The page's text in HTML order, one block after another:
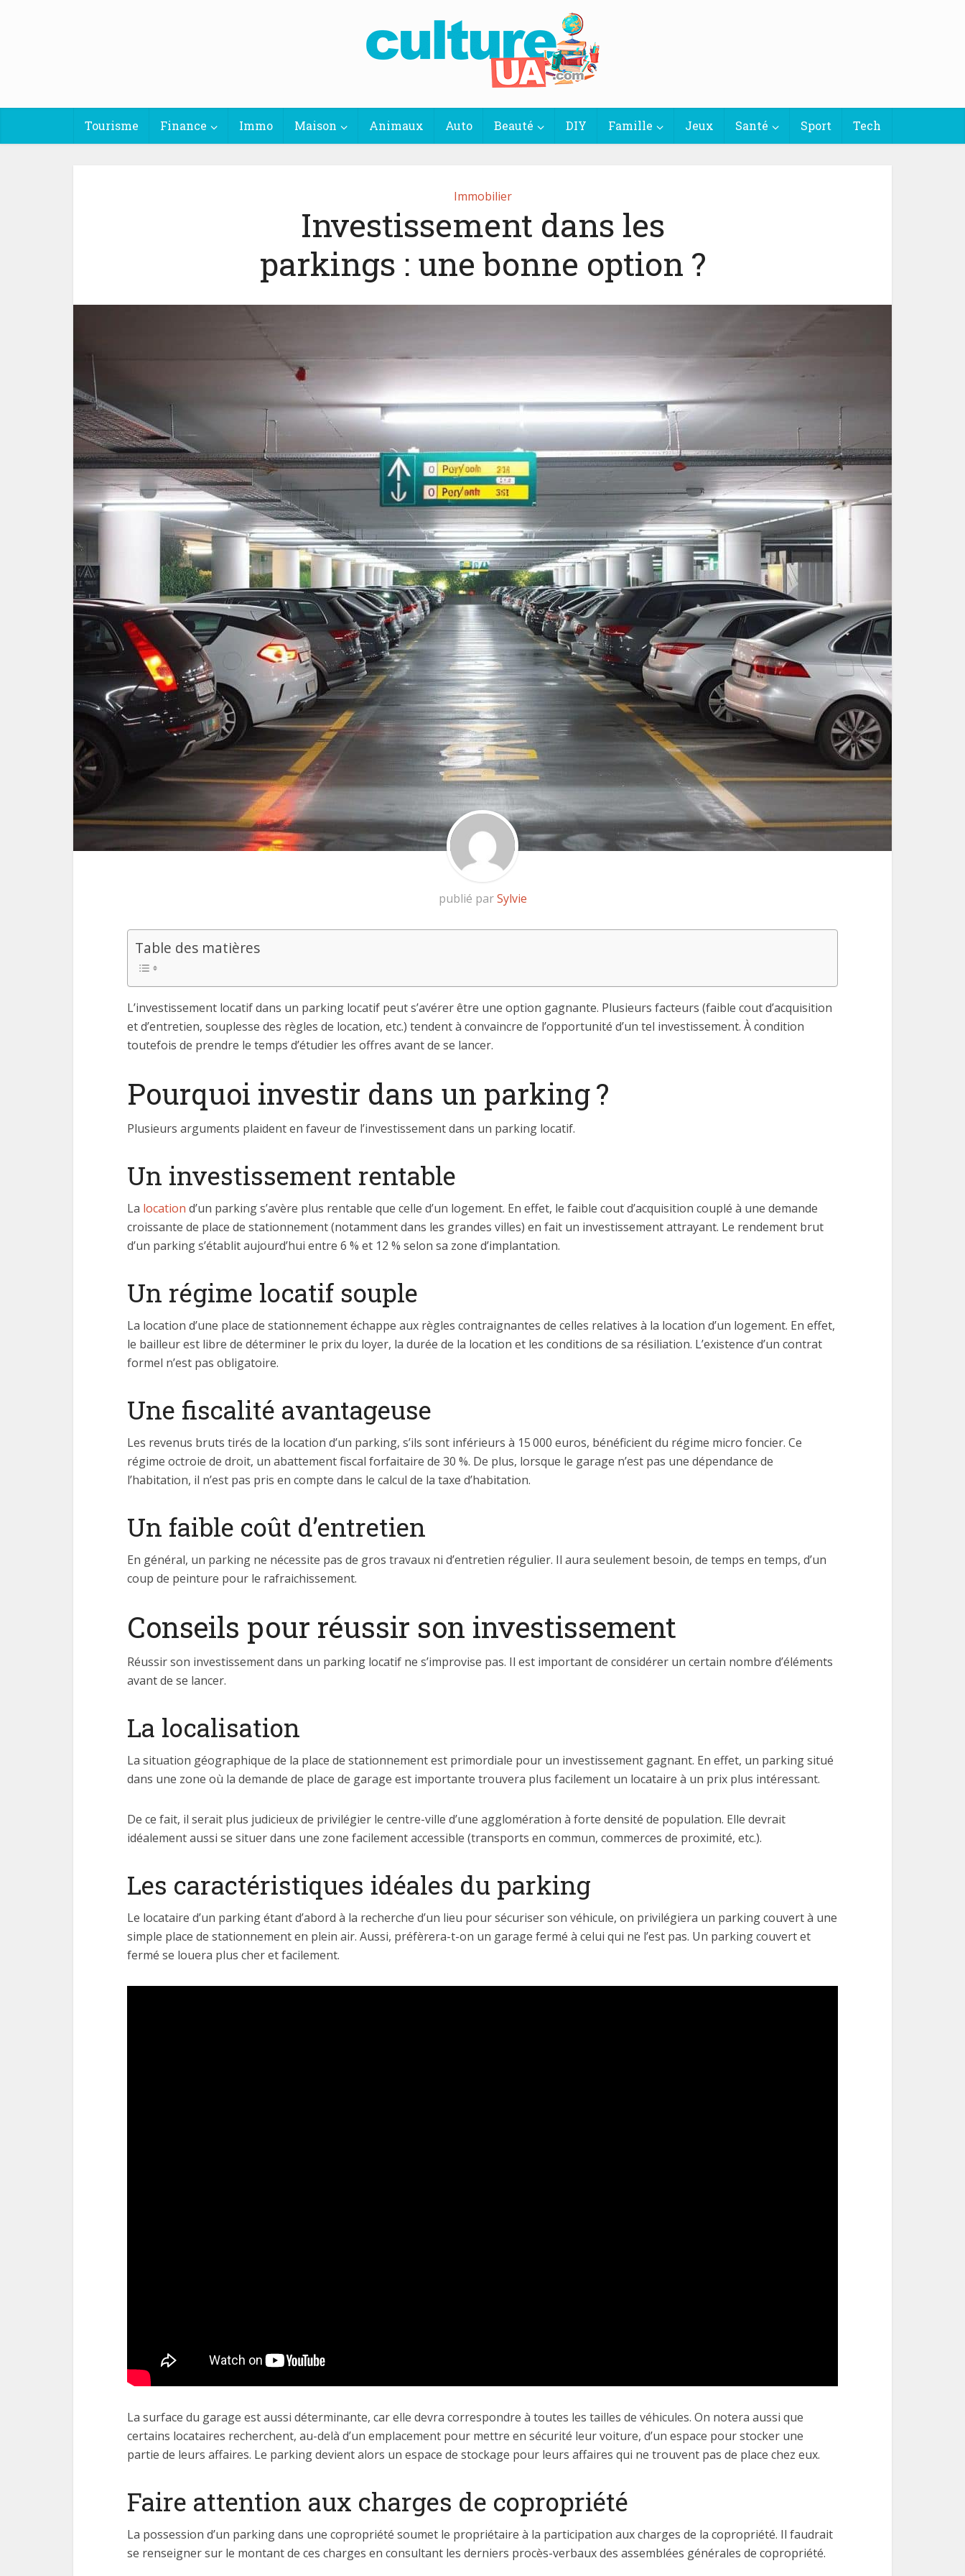
Tourisme Finance Immo Maison Animaux Auto Beauté DIY Famille Jeux Santé Sport Tech
Immobilier
Investissement dans les
parkings : une bonne option ?
publié parSylvie
Table des matières
L’investissement locatif dans un parking locatif peut s’avérer être une option gagnante. Plusieurs facteurs (faible cout d’acquisition
et d’entretien, souplesse des règles de location, etc.) tendent à convaincre de l’opportunité d’un tel investissement. À condition
toutefois de prendre le temps d’étudier les offres avant de se lancer.
Pourquoi investir dans un parking ?
Plusieurs arguments plaident en faveur de l’investissement dans un parking locatif.
Un investissement rentable
La location d’un parking s’avère plus rentable que celle d’un logement. En effet, le faible cout d’acquisition couplé à une demande
croissante de place de stationnement (notamment dans les grandes villes) en fait un investissement attrayant. Le rendement brut
d’un parking s’établit aujourd’hui entre 6 % et 12 % selon sa zone d’implantation.
Un régime locatif souple
La location d’une place de stationnement échappe aux règles contraignantes de celles relatives à la location d’un logement. En effet,
le bailleur est libre de déterminer le prix du loyer, la durée de la location et les conditions de sa résiliation. L’existence d’un contrat
formel n’est pas obligatoire.
Une fiscalité avantageuse
Les revenus bruts tirés de la location d’un parking, s’ils sont inférieurs à 15 000 euros, bénéficient du régime micro foncier. Ce
régime octroie de droit, un abattement fiscal forfaitaire de 30 %. De plus, lorsque le garage n’est pas une dépendance de
l’habitation, il n’est pas pris en compte dans le calcul de la taxe d’habitation.
Un faible coût d’entretien
En général, un parking ne nécessite pas de gros travaux ni d’entretien régulier. Il aura seulement besoin, de temps en temps, d’un
coup de peinture pour le rafraichissement.
Conseils pour réussir son investissement
Réussir son investissement dans un parking locatif ne s’improvise pas. Il est important de considérer un certain nombre d’éléments
avant de se lancer.
La localisation
La situation géographique de la place de stationnement est primordiale pour un investissement gagnant. En effet, un parking situé
dans une zone où la demande de place de garage est importante trouvera plus facilement un locataire à un prix plus intéressant.
De ce fait, il serait plus judicieux de privilégier le centre-ville d’une agglomération à forte densité de population. Elle devrait
idéalement aussi se situer dans une zone facilement accessible (transports en commun, commerces de proximité, etc.).
Les caractéristiques idéales du parking
Le locataire d’un parking étant d’abord à la recherche d’un lieu pour sécuriser son véhicule, on privilégiera un parking couvert à une
simple place de stationnement en plein air. Aussi, préfèrera-t-on un garage fermé à celui qui ne l’est pas. Un parking couvert et
fermé se louera plus cher et facilement.
La surface du garage est aussi déterminante, car elle devra correspondre à toutes les tailles de véhicules. On notera aussi que
certains locataires recherchent, au-delà d’un emplacement pour mettre en sécurité leur voiture, d’un espace pour stocker une
partie de leurs affaires. Le parking devient alors un espace de stockage pour leurs affaires qui ne trouvent pas de place chez eux.
Faire attention aux charges de copropriété
La possession d’un parking dans une copropriété soumet le propriétaire à la participation aux charges de la copropriété. Il faudrait
se renseigner sur le montant de ces charges en consultant les derniers procès-verbaux des assemblées générales de copropriété.